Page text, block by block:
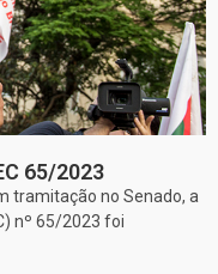
65/2023
tramitação no Senado, a
nº 65/2023 foi